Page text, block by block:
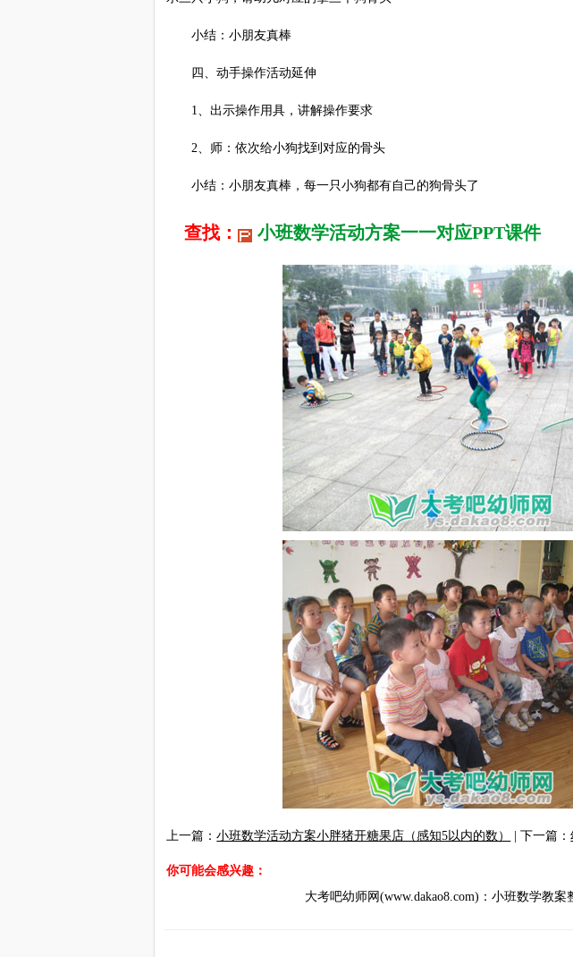
小结：小朋友真棒
四、动手操作活动延伸
1、出示操作用具，讲解操作要求
2、师：依次给小狗找到对应的骨头
小结：小朋友真棒，每一只小狗都有自己的狗骨头了
查找： 小班数学活动方案一一对应PPT课件
上一篇：小班数学活动方案小胖猪开糖果店（感知5以内的数） | 下一篇：
你可能会感兴趣：
大考吧幼师网(www.dakao8.com) ：小班数学教案